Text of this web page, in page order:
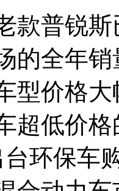
款普锐
的全年
型价格
超低价
环保车